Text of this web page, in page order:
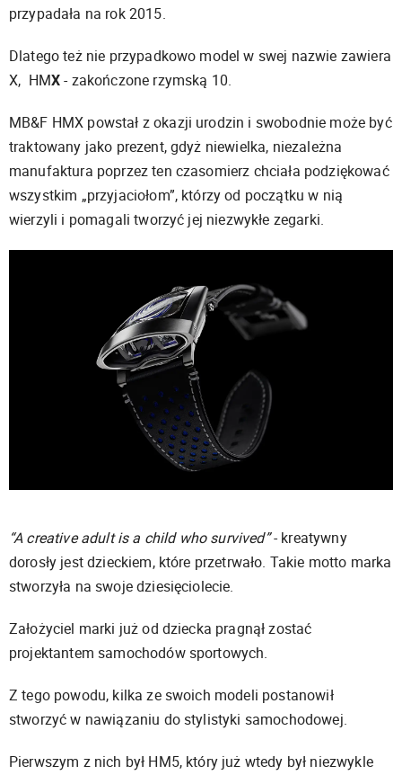
przypadała na rok 2015.
Dlatego też nie przypadkowo model w swej nazwie zawiera
X, HMX- zakończone rzymską 10.
MB&F HMX powstał z okazji urodzin i swobodnie może być
traktowany jako prezent, gdyż niewielka, niezależna
manufaktura poprzez ten czasomierz chciała podziękować
wszystkim „przyjaciołom”, którzy od początku w nią
wierzyli i pomagali tworzyć jej niezwykłe zegarki.
“A creative adult is a child who survived”- kreatywny
dorosły jest dzieckiem, które przetrwało. Takie motto marka
stworzyła na swoje dziesięciolecie.
Założyciel marki już od dziecka pragnął zostać
projektantem samochodów sportowych.
Z tego powodu, kilka ze swoich modeli postanowił
stworzyć w nawiązaniu do stylistyki samochodowej.
Pierwszym z nich był HM5, który już wtedy był niezwykle